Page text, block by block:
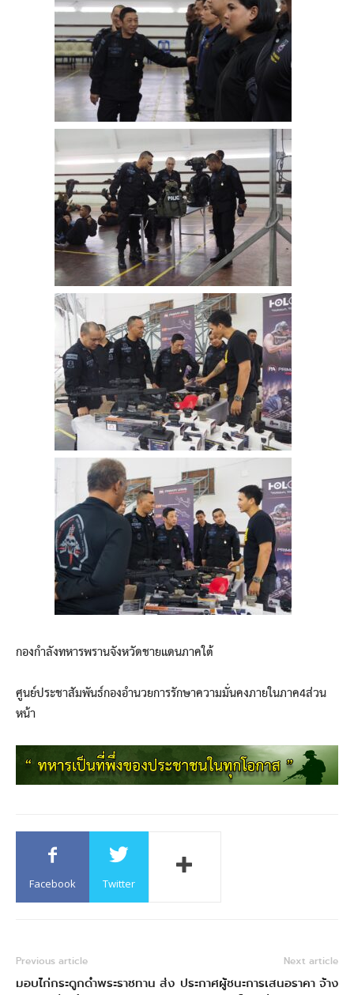
กองกำลังทหารพรานจังหวัดชายแดนภาคใต้
ศูนย์ประชาสัมพันธ์กองอำนวยการรักษาความมั่นคงภายในภาค4ส่วน
หน้า
Facebook Twitter
Previous article
มอบไก่กระดูกดำพระราชทาน ส่ง
Next article
ประกาศผู้ชนะการเสนอราคา จ้าง